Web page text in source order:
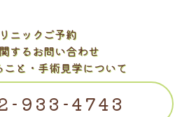
ニックご予約
するお問い合わせ
と・手術見学について
933-4743